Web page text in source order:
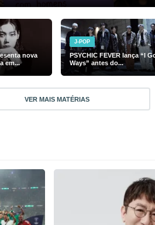
nova
em...
J-POP
PSYCHIC FEVER lança “I
Ways” antes do...
VER MAIS MATÉRIAS